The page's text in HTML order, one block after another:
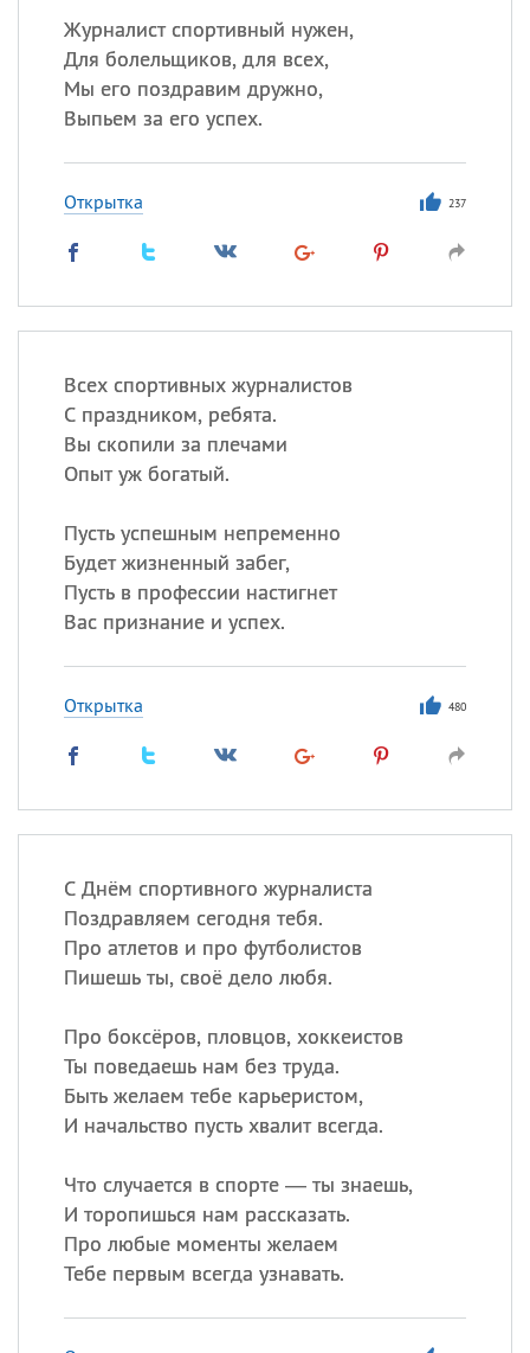
Журналист спортивный нужен,
Для болельщиков, для всех,
Мы его поздравим дружно,
Выпьем за его успех.
Открытка 237
Всех спортивных журналистов
С праздником, ребята.
Вы скопили за плечами
Опыт уж богатый.
Пусть успешным непременно
Будет жизненный забег,
Пусть в профессии настигнет
Вас признание и успех.
Открытка 480
С Днём спортивного журналиста
Поздравляем сегодня тебя.
Про атлетов и про футболистов
Пишешь ты, своё дело любя.
Про боксёров, пловцов, хоккеистов
Ты поведаешь нам без труда.
Быть желаем тебе карьеристом,
И начальство пусть хвалит всегда.
Что случается в спорте — ты знаешь,
И торопишься нам рассказать.
Про любые моменты желаем
Тебе первым всегда узнавать.